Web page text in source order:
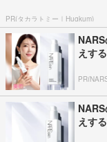
PR(タカラトミー｜Hugkum)
えす
えす